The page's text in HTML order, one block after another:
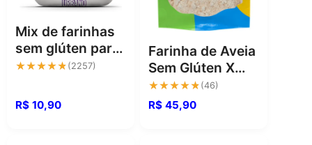
Mix de farinhas
sem glúten para
receitas mais
saborosas
★★★★★
★★★★★ (2257)
R$ 10,90
Farinha de Aveia
Sem Glúten X
Roots: Resultado
Sem Erro
★★★★★
★★★★★ (46)
R$ 45,90